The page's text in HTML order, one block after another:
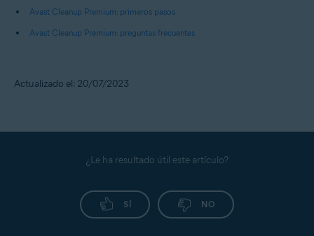
Avast Cleanup Premium: primeros pasos
Avast Cleanup Premium: preguntas frecuentes
Actualizado el: 20/07/2023
¿Le ha resultado útil este artículo?
SÍ NO